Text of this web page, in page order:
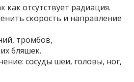
как отсутствует радиация.
скорость и направление
тромбов,
бляшек.
сосуды шеи, головы, ног,